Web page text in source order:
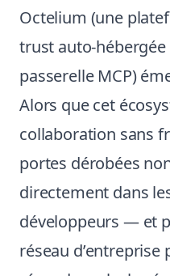
Octelium (une
trust auto-
passerelle MCP)
Alors que cet
collaboration sans
portes dérobées
directement dans
développeurs — et
réseau d’entreprise